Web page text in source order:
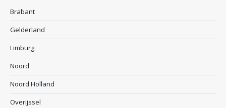
Brabant
Gelderland
Limburg
Noord
Noord Holland
Overijssel